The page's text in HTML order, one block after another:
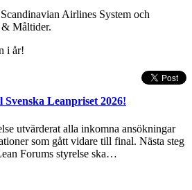
Airlines System och
Måltider.
i år!
Leanpriset 2026!
utvärderat alla inkomna ansökningar
som gått vidare till final. Nästa steg
Forums styrelse ska…